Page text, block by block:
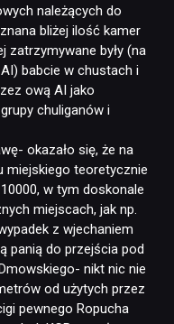
należących do
bliżej ilość kamer
zatrzymywane były (na
babcie w chustach i
ową AI jako
chuliganów i
okazało się, że na
miejskiego teoretycznie
w tym doskonale
miejscach, jak np.
z wjechaniem
panią do przejścia pod
nikt nic nie
od użytych przez
pewnego Ropucha